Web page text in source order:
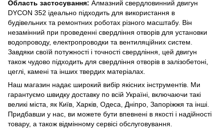
Область застосування: Алмазний свердловинний двигун
DYCON 352 ідеально підходить для використання в
будівельних та ремонтних роботах різного масштабу. Він
незамінний при проведенні свердління отворів для установки
водопроводу, електропроводки та вентиляційних систем.
Завдяки своїй потужності і точності свердління, цей двигун
також чудово підходить для свердління отворів в залізобетоні,
цеглі, камені та інших твердих матеріалах.
Наш магазин надає широкий вибір якісних інструментів. Ми
гарантуємо швидку доставку по всій Україні, включаючи такі
великі міста, як Київ, Харків, Одеса, Дніпро, Запоріжжя та інші.
Придбавши у нас, ви можете бути впевнені в якості і надійності
товару, а також відмінному сервісі обслуговування.